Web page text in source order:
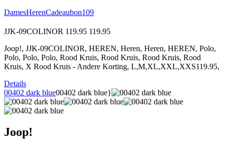
DamesHerenCadeaubon109
JJK-09COLINOR 119.95 119.95
Joop!, JJK-09COLINOR, HEREN, Heren, Heren, HEREN, Polo,
Polo, Polo, Polo, Rood Kruis, Rood Kruis, Rood Kruis, Rood
Kruis, X Rood Kruis - Andere Korting, L,M,XL,XXL,XXS119.95,
Details
00402 dark blue00402 dark blue}
Joop!